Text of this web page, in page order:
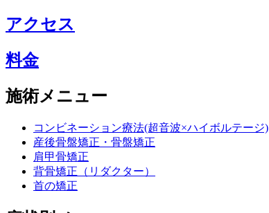
アクセス
料金
施術メニュー
コンビネーション療法(超音波×ハイボルテージ)
産後骨盤矯正・骨盤矯正
肩甲骨矯正
背骨矯正（リダクター）
首の矯正